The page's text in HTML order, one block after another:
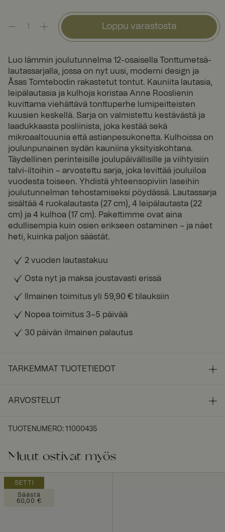
Loppu varastosta
Luo lämmin joulutunnelma 12-osaisella Tonttumetsä-
lautassarjalla, jossa on nyt uusi, moderni design ja
Åsas Tomtebodin rakastetut tontut. Kauniita lautasia,
leipälautasia ja kulhoja koristaa Anne Rooslienin
kuvittama viehättävä tonttuperhe lumipeitteisten
kuusien keskellä. Sarja on valmistettu kestävästä ja
laadukkaasta posliinista, joka kestää sekä
mikroaaltouunia että astianpesukonetta. Kulhoissa on
joulunpunainen sydän kauniina yksityiskohtana.
Täydellinen perinteisille joulupäivällisille ja viihtyisiin
talvi-iltoihin – arvostettu sarja, joka levittää jouluiloa
vuodesta toiseen. Yhdistä yhteensopiviin laseihin
joulutunnelman tehostamiseksi pöydässä. Lautassarja
sisältää 4 ruokalautasta (27 cm), 4 leipälautasta (22
cm) ja 4 kulhoa (17 cm). Pakettimme ovat aina
edullisempia kuin osien erikseen ostaminen – ja näet
heti, kuinka paljon säästät.
2 vuoden lautastakuu
Osta nyt ja maksa joustavasti erissä
Ilmainen toimitus yli 59,90 € tilauksiin
Nopea toimitus 3–5 päivää
30 päivän ilmainen palautus
TARKEMMAT TUOTETIEDOT
ARVOSTELUT
TUOTENUMERO: 11000435
Muut ostivat myös
SETTI
Säästä
60,00 €